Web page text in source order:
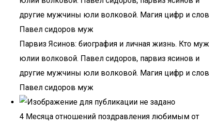
Парвиз Ясинов: биография и личная жизнь. Кто муж
юлии волковой. Павел сидоров, парвиз ясинов и
другие мужчины юли волковой. Магия цифр и слов
Павел сидоров муж
4 Месяца отношений поздравления любимым от